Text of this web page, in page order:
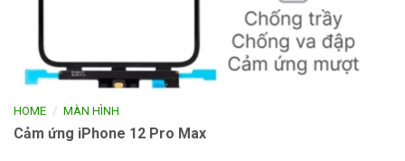
HOME / MÀN HÌNH
Cảm ứng iPhone 12 Pro Max